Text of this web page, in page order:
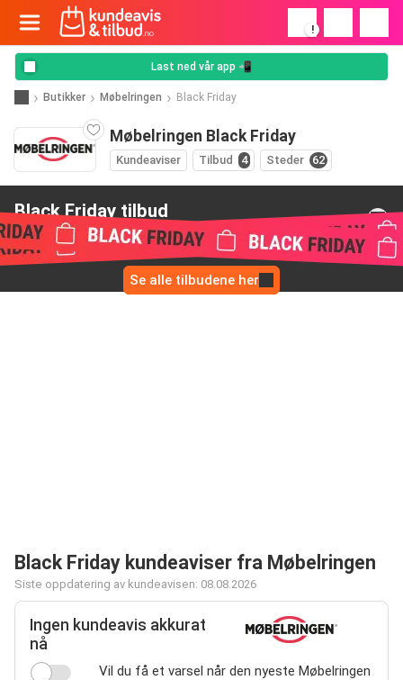
!
Last ned vår app 📲
Butikker Møbelringen Black Friday
Møbelringen Black Friday
Kundeaviser Tilbud 4 Steder 62
Black Friday tilbud
fra Møbelringen
Se alle tilbudene her
Black Friday kundeaviser fra Møbelringen
Siste oppdatering av kundeavisen: 08.08.2026
Ingen kundeavis akkurat
nå
Vil du få et varsel når den nyeste Møbelringen